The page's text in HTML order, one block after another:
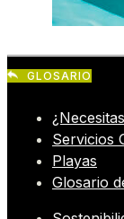
GLOSARIO
Servicios
Playas
Glosario